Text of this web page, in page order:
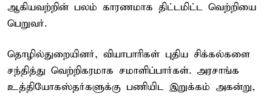
ஆகியவற்றின் பலம் காரணமாக திட்டமிட்ட வெற்றியை
பெறுவர்.
தொழில்துறையினர், வியாபாரிகள் புதிய சிக்கல்களை
சந்தித்து வெற்றிகரமாக சமாளிப்பார்கள். அரசாங்க
உத்தியோகஸ்தர்களுக்கு பணியிட இறுக்கம் அகன்று,